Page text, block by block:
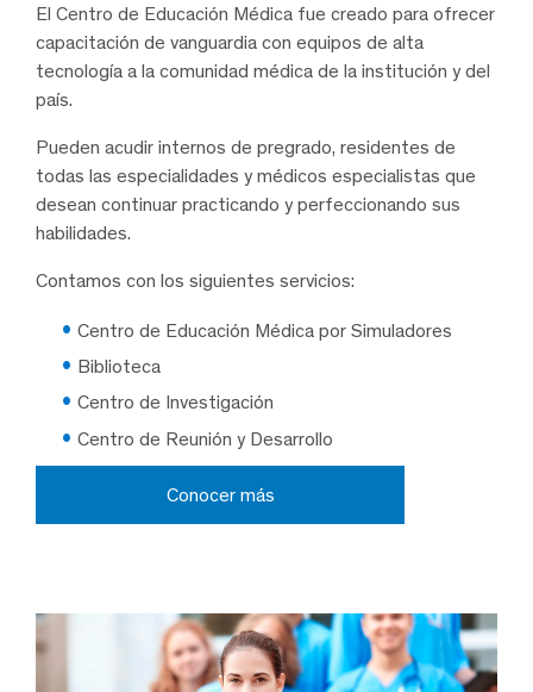
El Centro de Educación Médica fue creado para ofrecer
capacitación de vanguardia con equipos de alta
tecnología a la comunidad médica de la institución y del
país.
Pueden acudir internos de pregrado, residentes de
todas las especialidades y médicos especialistas que
desean continuar practicando y perfeccionando sus
habilidades.
Contamos con los siguientes servicios:
Centro de Educación Médica por Simuladores
Biblioteca
Centro de Investigación
Centro de Reunión y Desarrollo
Conocer más